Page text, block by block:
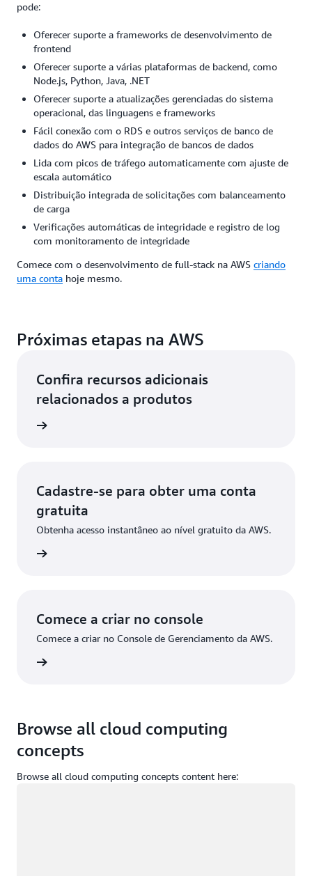
pode:
Oferecer suporte a frameworks de desenvolvimento de
frontend
Oferecer suporte a várias plataformas de backend, como
Node.js, Python, Java, .NET
Oferecer suporte a atualizações gerenciadas do sistema
operacional, das linguagens e frameworks
Fácil conexão com o RDS e outros serviços de banco de
dados do AWS para integração de bancos de dados
Lida com picos de tráfego automaticamente com ajuste de
escala automático
Distribuição integrada de solicitações com balanceamento
de carga
Verificações automáticas de integridade e registro de log
com monitoramento de integridade
Comece com o desenvolvimento de full-stack na AWS criando
uma conta hoje mesmo.
Próximas etapas na AWS
Confira recursos adicionais
relacionados a produtos
Cadastre-se para obter uma conta
gratuita
Obtenha acesso instantâneo ao nível gratuito da AWS.
Comece a criar no console
Comece a criar no Console de Gerenciamento da AWS.
Browse all cloud computing
concepts
Browse all cloud computing concepts content here: